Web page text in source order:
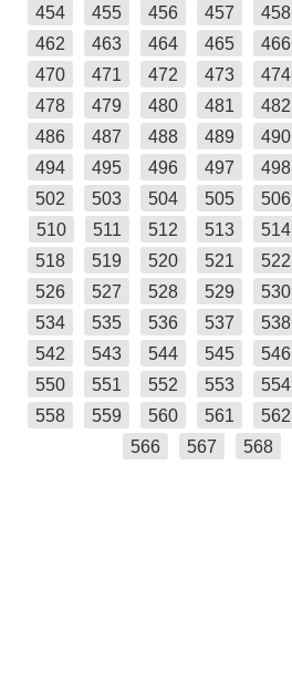
454
455 456 457 458
462
463 464 465 466
470
471 472 473 474
478
479 480 481 482
486
487 488 489 490
494
495 496 497 498
502
503 504 505 506
510
511 512 513 514
518
519 520 521 522
526
527 528 529 530
534
535 536 537 538
542
543 544 545 546
550
551 552 553 554
558
559 560 561 562
566
567 568